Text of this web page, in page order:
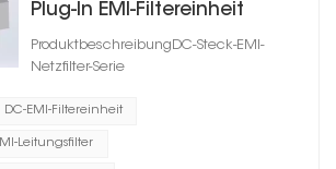
Plug-In EMI-Filtereinheit
ProduktbeschreibungDC-Steck-EMI-
Netzfilter-Serie
DC-EMI-Filtereinheit
Leitungsfilter